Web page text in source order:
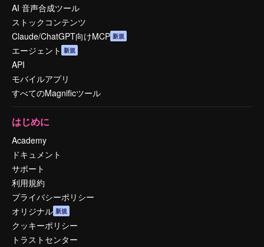
AI 音声合成ツール
ストックコンテンツ
Claude/ChatGPT向けMCP 新規
エージェント 新規
API
モバイルアプリ
すべてのMagnificツール
はじめに
Academy
ドキュメント
サポート
利用規約
プライバシーポリシー
オリジナル 新規
クッキーポリシー
トラストセンター